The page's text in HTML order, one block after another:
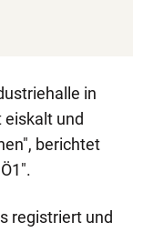
in
eiskalt und
berichtet
registriert und